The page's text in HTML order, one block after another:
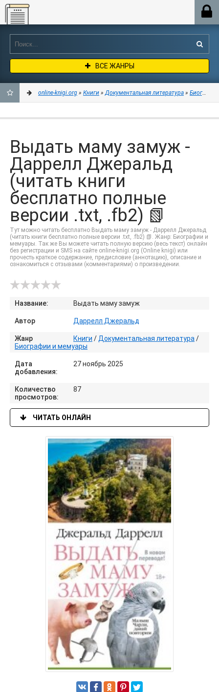
Online-knigi.org
ВСЕ ЖАНРЫ
ЗАКЛАДКИ
online-knigi.org » Книги »Документальная литература »
Выдать маму замуж -
Даррелл Джеральд
(читать книги
бесплатно полные
версии .txt, .fb2) 📗
Тут можно читать бесплатно Выдать маму замуж - Даррелл Джеральд
(читать книги бесплатно полные версии .txt, .fb2) 📗. Жанр: Биографии и
мемуары. Так же Вы можете читать полную версию (весь текст) онлайн
без регистрации и SMS на сайте online-knigi.org (Online knigi) или
прочесть краткое содержание, предисловие (аннотацию), описание и
ознакомиться с отзывами (комментариями) о произведении.
Название: Выдать маму замуж
Автор Даррелл Джеральд
Жанр Книги / Документальная литература /
Биографии и мемуары
Дата
добавления:
27 ноябрь 2025
Количество
просмотров:
87
ЧИТАТЬ ОНЛАЙН